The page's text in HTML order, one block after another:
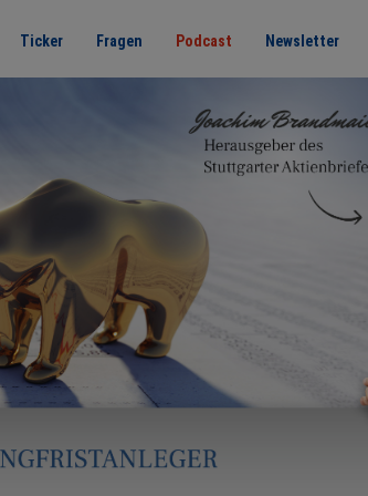
Ticker Fragen Podcast Newsletter